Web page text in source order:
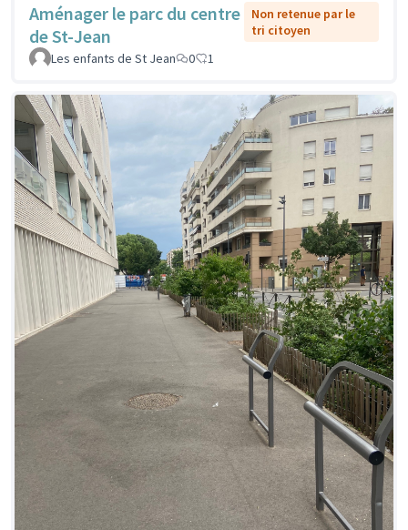
Aménager le parc du centre
de St-Jean
Non retenue par le
tri citoyen
Les enfants de St Jean
0 1